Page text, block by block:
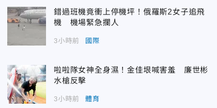
錯過班機竟衝上停機坪！俄羅斯2女子追飛
機 機場緊急攔人
3小時前 國際
啦啦隊女神全身濕！金佳垠喊害羞 廉世彬
水槍反擊
3小時前 體育